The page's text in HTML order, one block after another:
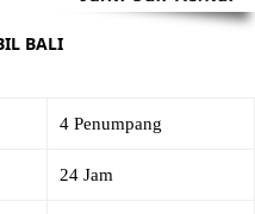
BALI
4 Penumpang
24 Jam